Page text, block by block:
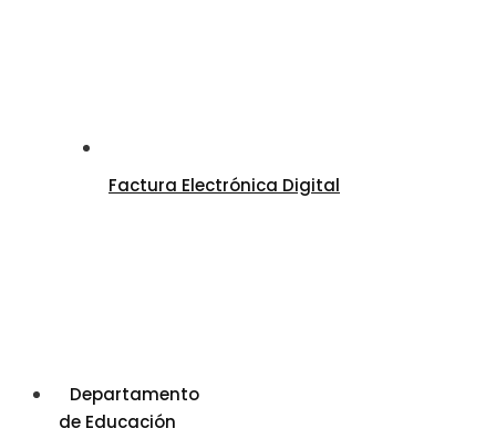
Factura Electrónica Digital
Departamento
de Educación